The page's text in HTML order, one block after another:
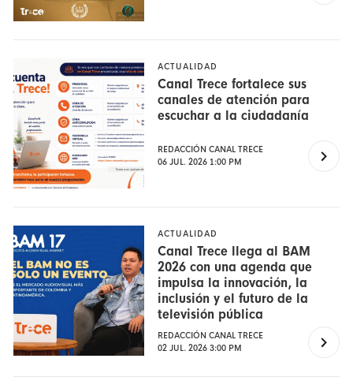
ACTUALIDAD
Canal Trece fortalece sus
canales de atención para
escuchar a la ciudadanía
REDACCIÓN CANAL TRECE
06 JUL. 2026 1:00 PM
ACTUALIDAD
Canal Trece llega al BAM
2026 con una agenda que
impulsa la innovación, la
inclusión y el futuro de la
televisión pública
REDACCIÓN CANAL TRECE
02 JUL. 2026 3:00 PM